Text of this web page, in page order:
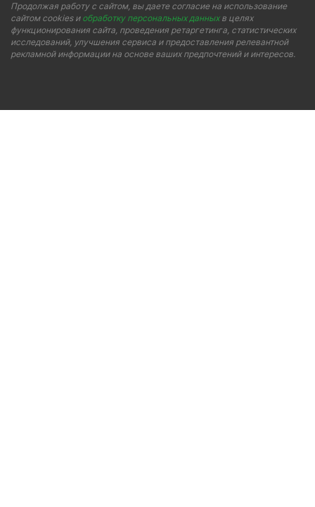
Продолжая работу с сайтом, вы даете согласие на использование
сайтом cookies и обработку персональных данныхв целях
функционирования сайта, проведения ретаргетинга, статистических
исследований, улучшения сервиса и предоставления релевантной
рекламной информации на основе ваших предпочтений и интересов.